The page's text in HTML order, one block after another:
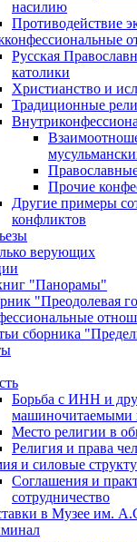
насилию
Противодействие
Русская
католики
Христианство и
Традиционные
Прочие
Другие примеры
конфликтов
верующих
"Панорамы"
"Преодолевая
сборника
Борьба с ИНН и
машиночитаемыми
Место религии в
Религия и права
и силовые
Соглашения и
сотрудничество
в Музее им.